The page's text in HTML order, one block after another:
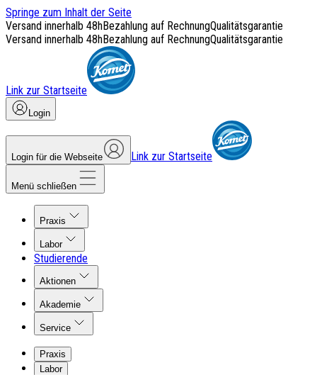
Springe zum Inhalt der Seite
Versand innerhalb 48hBezahlung auf RechnungQualitätsgarantie
Versand innerhalb 48hBezahlung auf RechnungQualitätsgarantie
Link zur Startseite
Login
Login für die Webseite Link zur Startseite
Menü schließen
Praxis
Labor
Studierende
Aktionen
Akademie
Service
Praxis
Labor